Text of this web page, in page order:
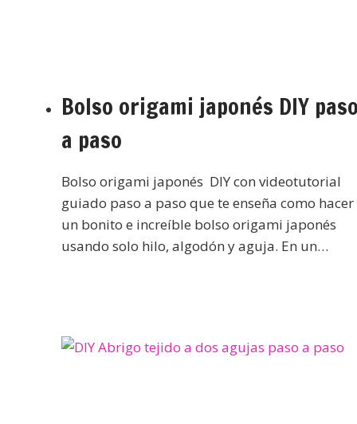
Bolso origami japonés DIY
a paso
Bolso origami japonés DIY con videotutorial
guiado paso a paso que te enseña como hacer
un bonito e increíble bolso origami japonés
usando solo hilo, algodón y aguja. En un…